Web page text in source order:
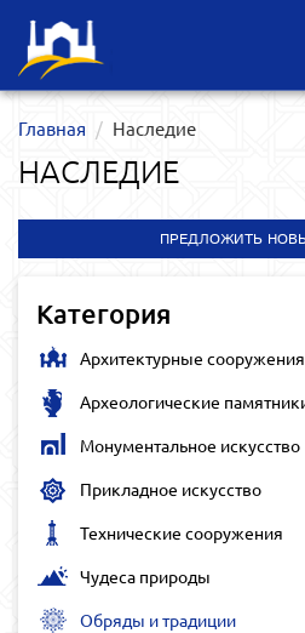
Главная Наследие
НАСЛЕДИЕ
ПРЕДЛОЖИТЬ
Категория
Архитектурные сооружения
Археологические
Монументальное искусство
Прикладное искусство
Технические сооружения
Чудеса природы
Обряды и традиции